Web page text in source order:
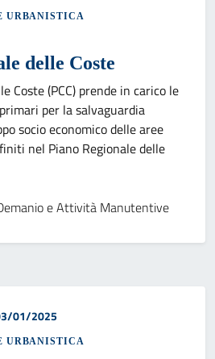
URBANISTICA
delle Coste
Coste (PCC) prende in carico le
per la salvaguardia
socio economico delle aree
nel Piano Regionale delle
e Attività Manutentive
01/2025
URBANISTICA